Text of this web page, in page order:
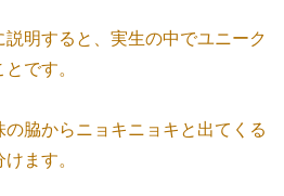
明すると、実生の中でユニーク
です。
脇からニョキニョキと出てくる
ます。